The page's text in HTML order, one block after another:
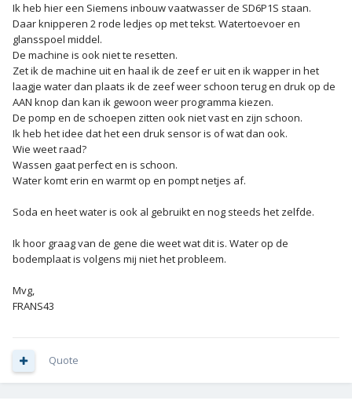
Ik heb hier een Siemens inbouw vaatwasser de SD6P1S staan.
Daar knipperen 2 rode ledjes op met tekst. Watertoevoer en
glansspoel middel.
De machine is ook niet te resetten.
Zet ik de machine uit en haal ik de zeef er uit en ik wapper in het
laagje water dan plaats ik de zeef weer schoon terug en druk op de
AAN knop dan kan ik gewoon weer programma kiezen.
De pomp en de schoepen zitten ook niet vast en zijn schoon.
Ik heb het idee dat het een druk sensor is of wat dan ook.
Wie weet raad?
Wassen gaat perfect en is schoon.
Water komt erin en warmt op en pompt netjes af.
Soda en heet water is ook al gebruikt en nog steeds het zelfde.
Ik hoor graag van de gene die weet wat dit is. Water op de
bodemplaat is volgens mij niet het probleem.
Mvg,
FRANS43
Quote